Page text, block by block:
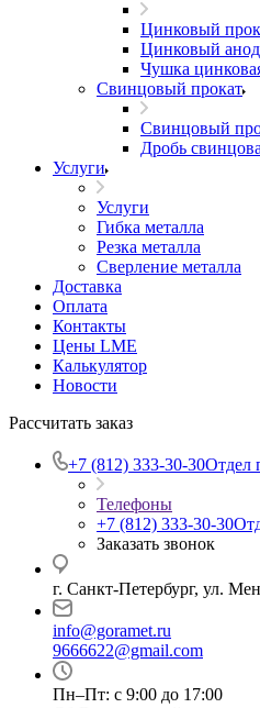
Цинковый
Цинковый анод
Чушка
Свинцовый прокат
Свинцовый
Дробь
Услуги
Услуги
Гибка металла
Резка металла
Сверление металла
Доставка
Оплата
Контакты
Цены LME
Калькулятор
Новости
Рассчитать заказ
+7 (812) 333-30-30Отдел
Телефоны
+7 (812) 333-30-30
Заказать звонок
г. Санкт-Петербург, ул.
info@goramet.ru
9666622@gmail.com
Пн–Пт: с 9:00 до 17:00